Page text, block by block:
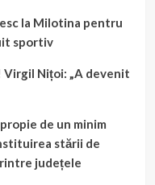
la Milotina pentru
sportiv
Nițoi: „A devenit
de un minim
stării de
județele